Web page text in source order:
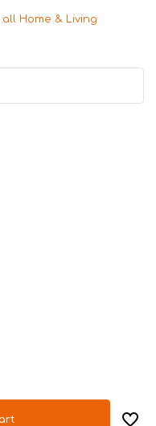
all Home & Living